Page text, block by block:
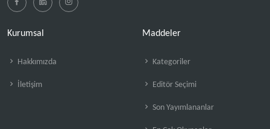
Kurumsal
Hakkımızda
İletişim
Maddeler
Kategoriler
Editör Seçimi
Son Yayımlananlar